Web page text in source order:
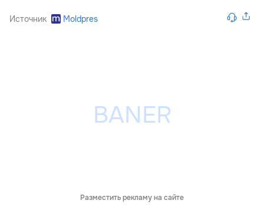
Источник Moldpres
Разместить рекламу на сайте